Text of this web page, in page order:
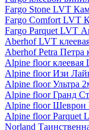
Fargo Stone LVT
Fargo Comfort LVT
Fargo Parquet LVT
Aberhof LVT
Aberhof Petra
Alpine floor клеевая
Alpine floor Изи
Alpine floor Ультра
Alpine floor Гранд
Alpine floor Шеврон
Alpine floor Parquet
Norland